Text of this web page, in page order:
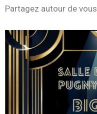
Partagez autour de vous